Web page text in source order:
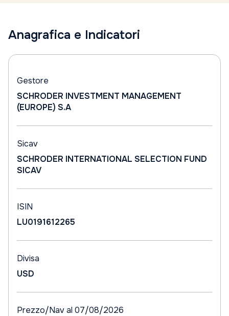
Anagrafica e Indicatori
Gestore
SCHRODER INVESTMENT MANAGEMENT
(EUROPE) S.A
Sicav
SCHRODER INTERNATIONAL SELECTION FUND
SICAV
ISIN
LU0191612265
Divisa
USD
Prezzo/Nav al 07/08/2026